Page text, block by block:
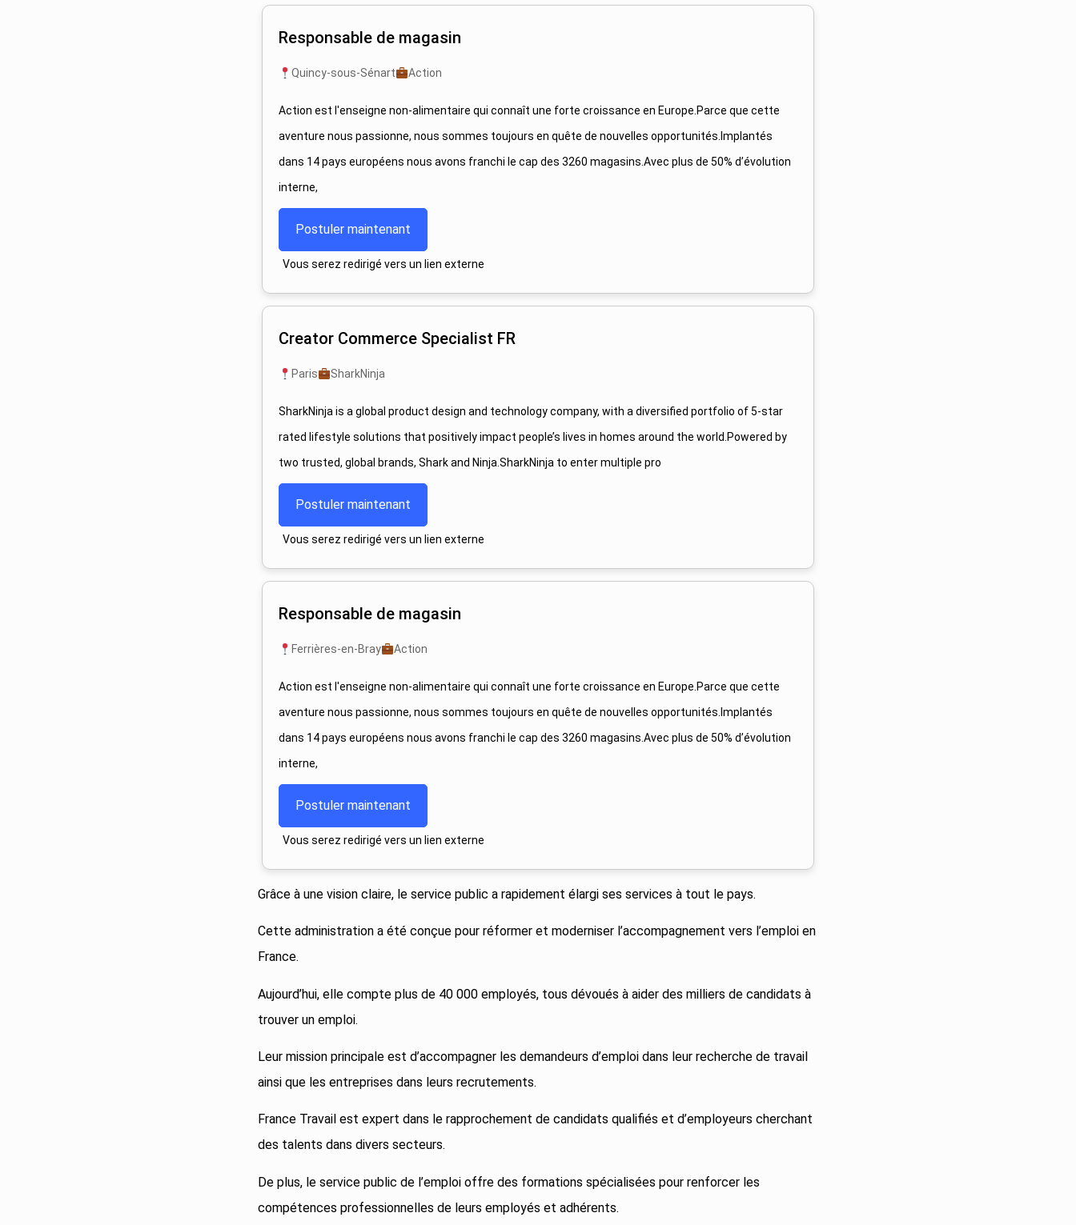
Responsable de magasin
Quincy-sous-Sénart Action
Action est l'enseigne non-alimentaire qui connaît une forte croissance en Europe.Parce que cette
aventure nous passionne, nous sommes toujours en quête de nouvelles opportunités.Implantés
dans 14 pays européens nous avons franchi le cap des 3260 magasins.Avec plus de 50% d’évolution
interne,
Postuler maintenant
Vous serez redirigé vers un lien externe
Creator Commerce Specialist FR
Paris SharkNinja
SharkNinja is a global product design and technology company, with a diversified portfolio of 5-star
rated lifestyle solutions that positively impact people’s lives in homes around the world.Powered by
two trusted, global brands, Shark and Ninja.SharkNinja to enter multiple pro
Postuler maintenant
Vous serez redirigé vers un lien externe
Responsable de magasin
Ferrières-en-Bray Action
Action est l'enseigne non-alimentaire qui connaît une forte croissance en Europe.Parce que cette
aventure nous passionne, nous sommes toujours en quête de nouvelles opportunités.Implantés
dans 14 pays européens nous avons franchi le cap des 3260 magasins.Avec plus de 50% d’évolution
interne,
Postuler maintenant
Vous serez redirigé vers un lien externe
Grâce à une vision claire, le service public a rapidement élargi ses services à tout le pays.
Cette administration a été conçue pour réformer et moderniser l’accompagnement vers l’emploi en
France.
Aujourd’hui, elle compte plus de 40 000 employés, tous dévoués à aider des milliers de candidats à
trouver un emploi.
Leur mission principale est d’accompagner les demandeurs d’emploi dans leur recherche de travail
ainsi que les entreprises dans leurs recrutements.
France Travail est expert dans le rapprochement de candidats qualifiés et d’employeurs cherchant
des talents dans divers secteurs.
De plus, le service public de l’emploi offre des formations spécialisées pour renforcer les
compétences professionnelles de leurs employés et adhérents.